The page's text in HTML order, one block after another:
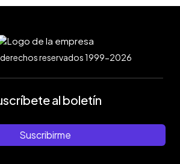
reservados 1999-2026
al boletín
Suscribirme